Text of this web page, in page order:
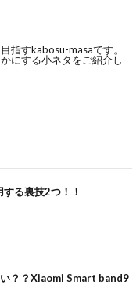
指すkabosu-masaです。
にする小ネタをご紹介し
る裏技2つ！！
？？Xiaomi Smart band9